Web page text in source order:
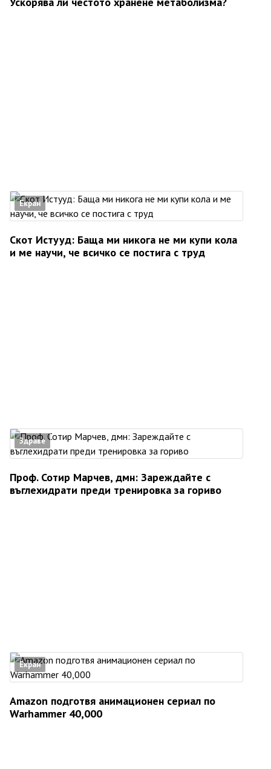
Екран
Скот Истууд: Баща ми никога не ми купи кола
и ме научи, че всичко се постига с труд
Здраве
Проф. Сотир Марчев, дмн: Зареждайте с
въглехидрати преди тренировка за гориво
Екран
Amazon подготвя анимационен сериал по
Warhammer 40,000